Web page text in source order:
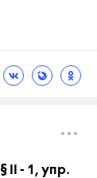
II - 1, упр.